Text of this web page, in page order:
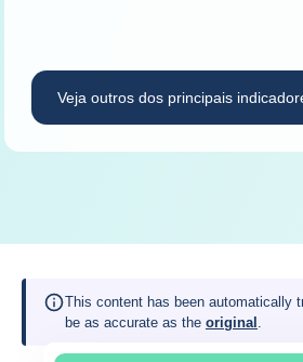
Veja outros dos principais
This content has been automatically
be as accurate as the original .